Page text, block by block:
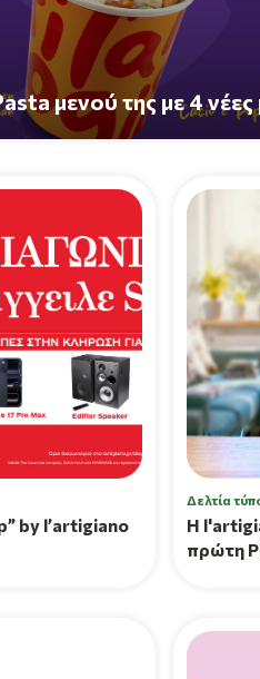
μενού της με 4
by l’artigiano
Δελτία
H
πρώτη